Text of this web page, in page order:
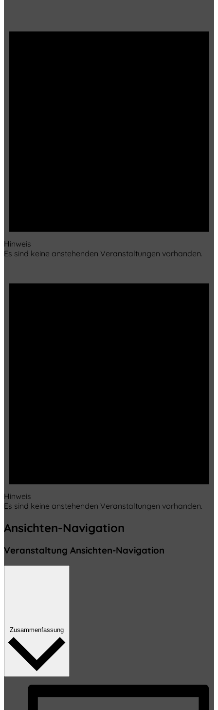
Hinweis
Es sind keine anstehenden Veranstaltungen vorhanden.
Hinweis
Es sind keine anstehenden Veranstaltungen vorhanden.
Ansichten-Navigation
Veranstaltung Ansichten-Navigation
Zusammenfassung